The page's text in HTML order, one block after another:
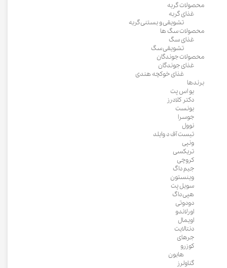
محصولات گربه
غذای گربه
تشویقی و بستنی گربه
محصولات سگ ها
غذای سگ
تشویقی سگ
محصولات جوندگان
غذای جوندگان
غذای خوکچه هندی
برندها
یو اس پت
دکتر کلادرز
بونست
جوسرا
نوول
تیست آف د وایلد
ونپی
تریکسی
کروچی
جیم داگ
وینستون
سویل پت
هپی داگ
دودوتی
اورلاندو
اویمال
دنتالایت
جرهای
کوزرو
هابون
گناولرز